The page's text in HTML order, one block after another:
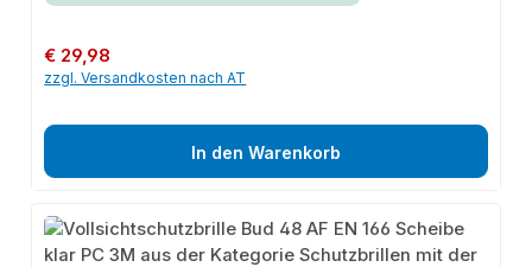
Regulärer Preis:
€ 29,98
zzgl. Versandkosten nach AT
In den Warenkorb